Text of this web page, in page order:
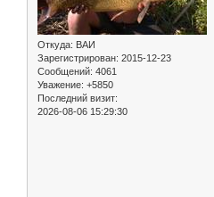
Откуда: ВАИ
Зарегистрирован: 2015-12-23
Сообщений: 4061
Уважение: +5850
Последний визит:
2026-08-06 15:29:30